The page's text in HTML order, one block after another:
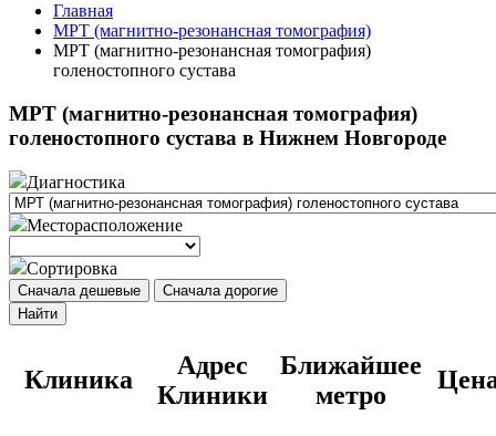
Главная
МРТ (магнитно-резонансная томография)
МРТ (магнитно-резонансная томография)
голеностопного сустава
МРТ (магнитно-резонансная томография)
голеностопного сустава в Нижнем Новгороде
Диагностика
Месторасположение
Сортировка
Сначала дешевые
Сначала дорогие
Найти
Клиника
Адрес
Клиники
Ближайшее
метро